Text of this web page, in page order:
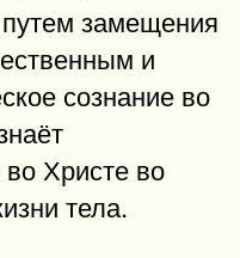
замещения
и
сознание во
во Христе во
тела.